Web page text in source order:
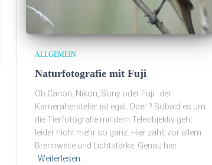
ALLGEMEIN
Naturfotografie mit Fuji
Ob Canon, Nikon, Sony oder Fuji.. der
Kamerahersteller ist egal. Oder ? Sobald es um
die Tierfotografie mit dem Teleobjektiv geht
leider nicht mehr so ganz. Hier zählt vor allem
Brennweite und Lichtstärke. Genau hier
Weiterlesen…